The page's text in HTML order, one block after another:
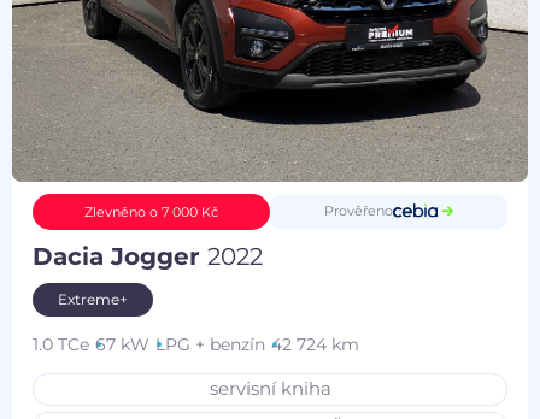
Zlevněno o 7 000 Kč Prověřeno
Dacia Jogger2022
Extreme+
1.0 TCe 67 kW LPG + benzín 42 724 km
servisní kniha